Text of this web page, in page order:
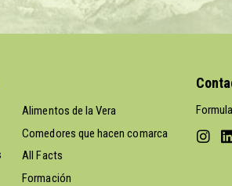
Alimentos de la Vera
Comedores que hacen comarca
All Facts
Formación